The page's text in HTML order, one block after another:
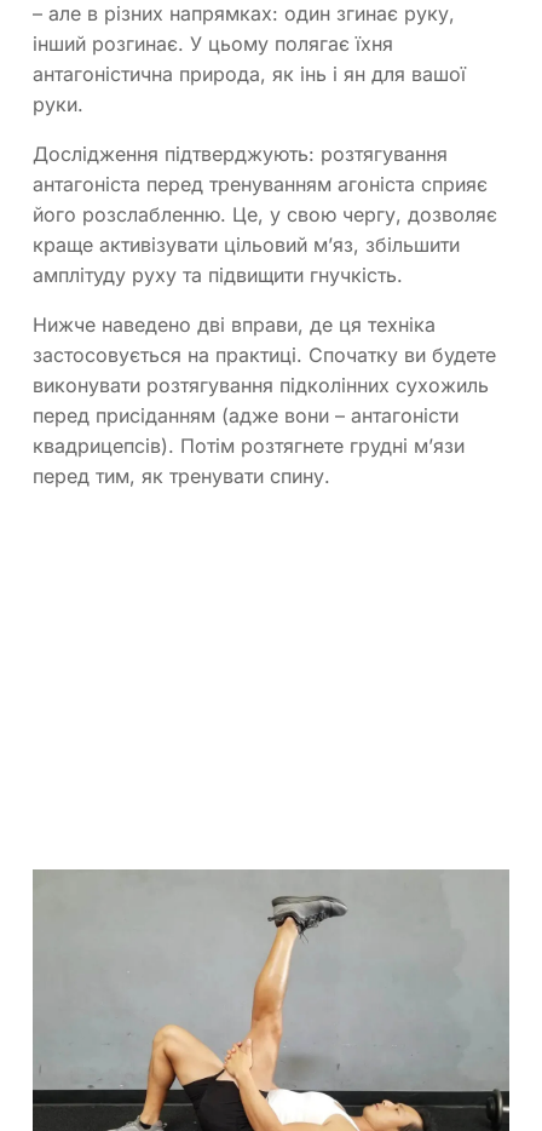
– але в різних напрямках: один згинає руку,
інший розгинає. У цьому полягає їхня
антагоністична природа, як інь і ян для вашої
руки.
Дослідження підтверджують: розтягування
антагоніста перед тренуванням агоніста сприяє
його розслабленню. Це, у свою чергу, дозволяє
краще активізувати цільовий м’яз, збільшити
амплітуду руху та підвищити гнучкість.
Нижче наведено дві вправи, де ця техніка
застосовується на практиці. Спочатку ви будете
виконувати розтягування підколінних сухожиль
перед присіданням (адже вони – антагоністи
квадрицепсів). Потім розтягнете грудні м’язи
перед тим, як тренувати спину.